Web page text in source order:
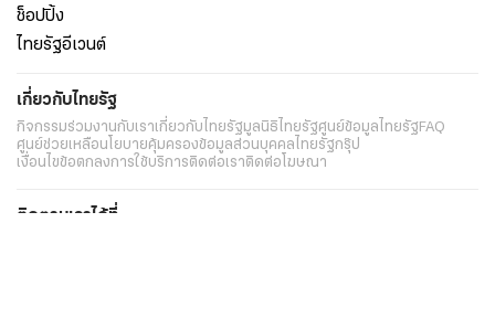
ช็อปปิ้ง
ไทยรัฐอีเวนต์
เกี่ยวกับไทยรัฐ
กิจกรรมร่วมงานกับเราเกี่ยวกับไทยรัฐมูลนิธิไทยรัฐศูนย์ข้อมูลไทยรัฐFAQ
ศูนย์ช่วยเหลือนโยบายคุ้มครองข้อมูลส่วนบุคคลไทยรัฐกรุ๊ป
เงื่อนไขข้อตกลงการใช้บริการติดต่อเราติดต่อโฆษณา
ติดตามเราได้ที่